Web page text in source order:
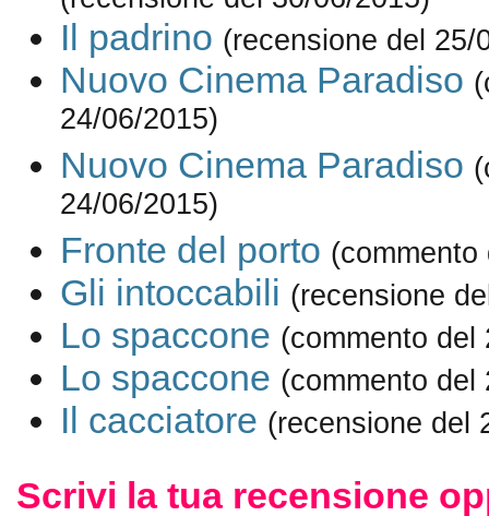
Il padrino (recensione del 25/
Nuovo Cinema Paradiso
24/06/2015)
Nuovo Cinema Paradiso
24/06/2015)
Fronte del porto (commento
Gli intoccabili (recensione
Lo spaccone (commento del
Lo spaccone (commento del
Il cacciatore (recensione del
Scrivi la tua recensione